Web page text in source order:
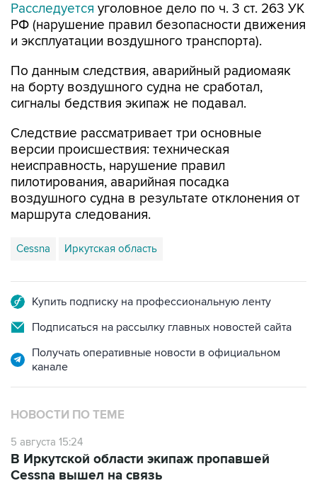
Расследуется уголовное дело по ч. 3 ст. 263 УК
РФ (нарушение правил безопасности движения
и эксплуатации воздушного транспорта).
По данным следствия, аварийный радиомаяк
на борту воздушного судна не сработал,
сигналы бедствия экипаж не подавал.
Следствие рассматривает три основные
версии происшествия: техническая
неисправность, нарушение правил
пилотирования, аварийная посадка
воздушного судна в результате отклонения от
маршрута следования.
Cessna Иркутская область
Купить подписку на профессиональную ленту
Подписаться на рассылку главных новостей сайта
Получать оперативные новости в официальном
канале
НОВОСТИ ПО ТЕМЕ
5 августа 15:24
В Иркутской области экипаж пропавшей
Cessna вышел на связь